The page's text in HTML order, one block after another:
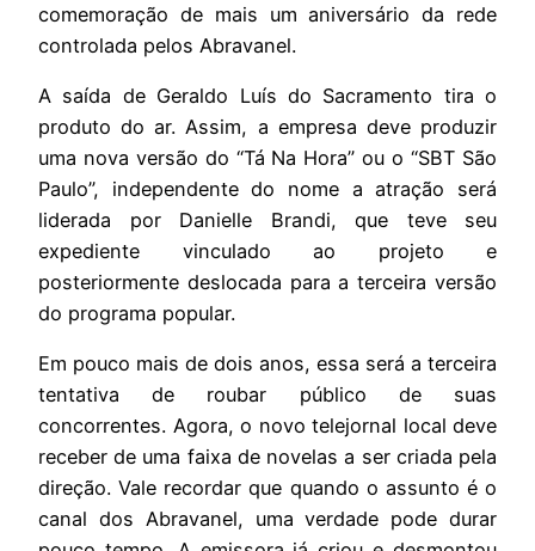
comemoração de mais um aniversário da rede
controlada pelos Abravanel.
A saída de Geraldo Luís do Sacramento tira o
produto do ar. Assim, a empresa deve produzir
uma nova versão do “Tá Na Hora” ou o “SBT São
Paulo”, independente do nome a atração será
liderada por Danielle Brandi, que teve seu
expediente vinculado ao projeto e
posteriormente deslocada para a terceira versão
do programa popular.
Em pouco mais de dois anos, essa será a terceira
tentativa de roubar público de suas
concorrentes. Agora, o novo telejornal local deve
receber de uma faixa de novelas a ser criada pela
direção. Vale recordar que quando o assunto é o
canal dos Abravanel, uma verdade pode durar